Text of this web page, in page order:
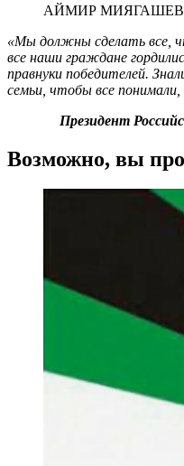
АЙМИР МИЯГАШЕВ
«Мы должны сделать все,
все наши граждане
правнуки победителей.
семьи, чтобы все
Президент
Возможно, вы